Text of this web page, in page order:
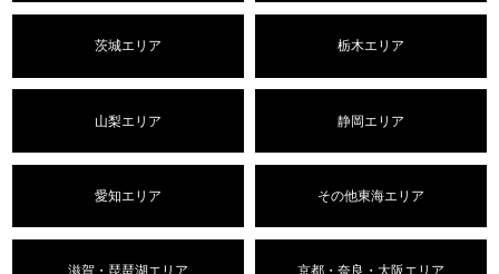
茨城エリア 栃木エリア
山梨エリア 静岡エリア
愛知エリア その他東海エリア